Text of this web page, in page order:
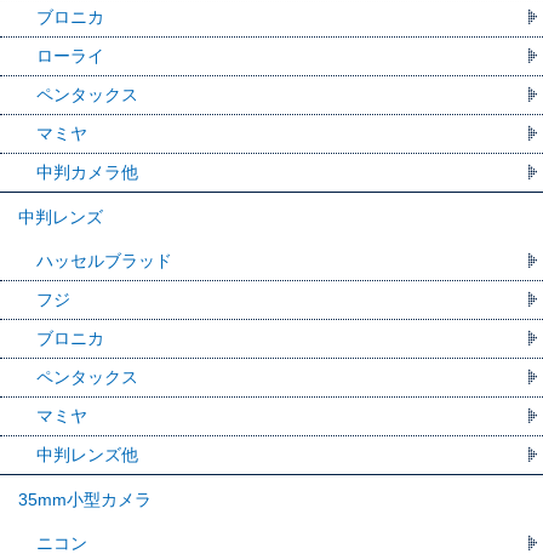
ブロニカ
ローライ
ペンタックス
マミヤ
中判カメラ他
中判レンズ
ハッセルブラッド
フジ
ブロニカ
ペンタックス
マミヤ
中判レンズ他
35mm小型カメラ
ニコン